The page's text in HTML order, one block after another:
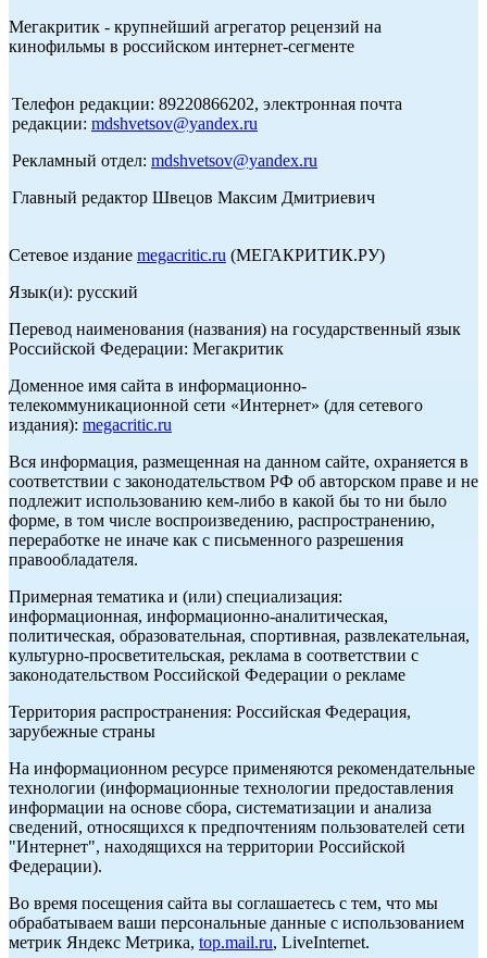
Мегакритик - крупнейший агрегатор рецензий на
кинофильмы в российском интернет-сегменте
Телефон редакции: 89220866202, электронная почта
редакции: mdshvetsov@yandex.ru
Рекламный отдел: mdshvetsov@yandex.ru
Главный редактор Швецов Максим Дмитриевич
Сетевое издание megacritic.ru (МЕГАКРИТИК.РУ)
Язык(и): русский
Перевод наименования (названия) на государственный язык
Российской Федерации: Мегакритик
Доменное имя сайта в информационно-
телекоммуникационной сети «Интернет» (для сетевого
издания): megacritic.ru
Вся информация, размещенная на данном сайте, охраняется в
соответствии с законодательством РФ об авторском праве и не
подлежит использованию кем-либо в какой бы то ни было
форме, в том числе воспроизведению, распространению,
переработке не иначе как с письменного разрешения
правообладателя.
Примерная тематика и (или) специализация:
информационная, информационно-аналитическая,
политическая, образовательная, спортивная, развлекательная,
культурно-просветительская, реклама в соответствии с
законодательством Российской Федерации о рекламе
Территория распространения: Российская Федерация,
зарубежные страны
На информационном ресурсе применяются рекомендательные
технологии (информационные технологии предоставления
информации на основе сбора, систематизации и анализа
сведений, относящихся к предпочтениям пользователей сети
"Интернет", находящихся на территории Российской
Федерации).
Во время посещения сайта вы соглашаетесь с тем, что мы
обрабатываем ваши персональные данные с использованием
метрик Яндекс Метрика, top.mail.ru, LiveInternet.